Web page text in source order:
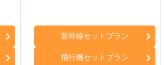
新幹線セットプラン
飛行機セットプラン